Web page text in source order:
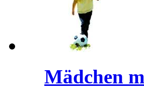
Mädchen